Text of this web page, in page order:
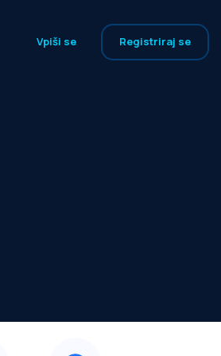
Vpiši se Registriraj se